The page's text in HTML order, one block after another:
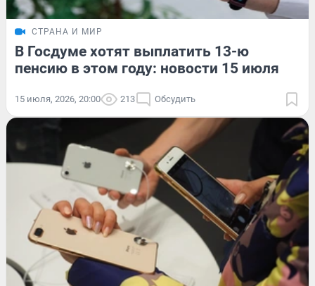
СТРАНА И МИР
В Госдуме хотят выплатить 13-ю
пенсию в этом году: новости 15 июля
15 июля, 2026, 20:00 213 Обсудить